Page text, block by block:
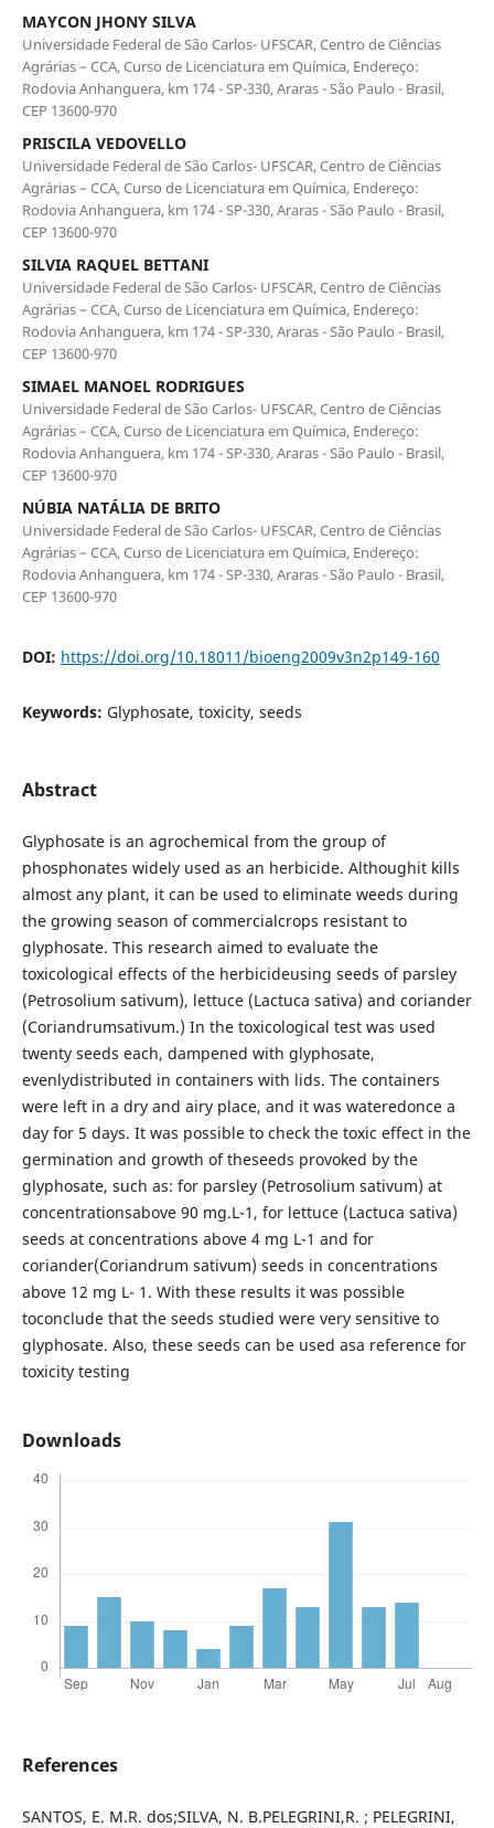
MAYCON JHONY SILVA
Universidade Federal de São Carlos- UFSCAR, Centro de Ciências
Agrárias – CCA, Curso de Licenciatura em Química, Endereço:
Rodovia Anhanguera, km 174 - SP-330, Araras - São Paulo - Brasil,
CEP 13600-970
PRISCILA VEDOVELLO
Universidade Federal de São Carlos- UFSCAR, Centro de Ciências
Agrárias – CCA, Curso de Licenciatura em Química, Endereço:
Rodovia Anhanguera, km 174 - SP-330, Araras - São Paulo - Brasil,
CEP 13600-970
SILVIA RAQUEL BETTANI
Universidade Federal de São Carlos- UFSCAR, Centro de Ciências
Agrárias – CCA, Curso de Licenciatura em Química, Endereço:
Rodovia Anhanguera, km 174 - SP-330, Araras - São Paulo - Brasil,
CEP 13600-970
SIMAEL MANOEL RODRIGUES
Universidade Federal de São Carlos- UFSCAR, Centro de Ciências
Agrárias – CCA, Curso de Licenciatura em Química, Endereço:
Rodovia Anhanguera, km 174 - SP-330, Araras - São Paulo - Brasil,
CEP 13600-970
NÚBIA NATÁLIA DE BRITO
Universidade Federal de São Carlos- UFSCAR, Centro de Ciências
Agrárias – CCA, Curso de Licenciatura em Química, Endereço:
Rodovia Anhanguera, km 174 - SP-330, Araras - São Paulo - Brasil,
CEP 13600-970
DOI: https://doi.org/10.18011/bioeng2009v3n2p149-160
Keywords: Glyphosate, toxicity, seeds
Abstract
Glyphosate is an agrochemical from the group of
phosphonates widely used as an herbicide. Althoughit kills
almost any plant, it can be used to eliminate weeds during
the growing season of commercialcrops resistant to
glyphosate. This research aimed to evaluate the
toxicological effects of the herbicideusing seeds of parsley
(Petrosolium sativum), lettuce (Lactuca sativa) and coriander
(Coriandrumsativum.) In the toxicological test was used
twenty seeds each, dampened with glyphosate,
evenlydistributed in containers with lids. The containers
were left in a dry and airy place, and it was wateredonce a
day for 5 days. It was possible to check the toxic effect in the
germination and growth of theseeds provoked by the
glyphosate, such as: for parsley (Petrosolium sativum) at
concentrationsabove 90 mg.L-1, for lettuce (Lactuca sativa)
seeds at concentrations above 4 mg L-1 and for
coriander(Coriandrum sativum) seeds in concentrations
above 12 mg L- 1. With these results it was possible
toconclude that the seeds studied were very sensitive to
glyphosate. Also, these seeds can be used asa reference for
toxicity testing
Downloads
References
SANTOS, E. M.R. dos;SILVA, N. B.PELEGRINI,R. ; PELEGRINI,